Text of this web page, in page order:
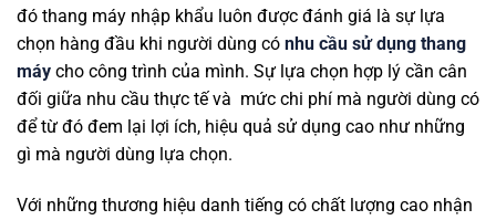
đó thang máy nhập khẩu luôn được đánh giá là sự lựa
chọn hàng đầu khi người dùng có nhu cầu sử dụng thang
máy cho công trình của mình. Sự lựa chọn hợp lý cần cân
đối giữa nhu cầu thực tế và mức chi phí mà người dùng có
để từ đó đem lại lợi ích, hiệu quả sử dụng cao như những
gì mà người dùng lựa chọn.
Với những thương hiệu danh tiếng có chất lượng cao nhận